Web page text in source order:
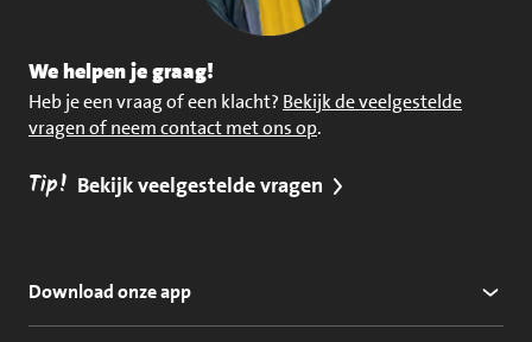
We helpen je graag!
Heb je een vraag of een klacht? Bekijk de veelgestelde
vragen of neem contact met ons op.
Tip! Bekijk veelgestelde vragen
Download onze app